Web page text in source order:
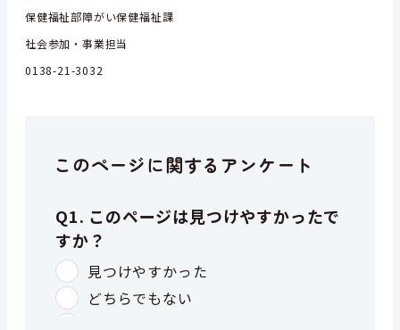
保健福祉部障がい保健福祉課
社会参加・事業担当
0138-21-3032
このページに関するアンケート